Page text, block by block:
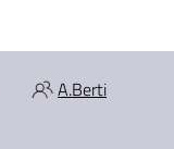
A.Berti